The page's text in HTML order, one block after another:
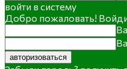
войти в систему
Добро пожаловать!